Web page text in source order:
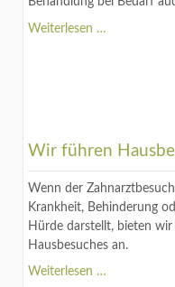
Weiterlesen …
Wir führen
Wenn der
Krankheit, Behinderung
Hürde darstellt, bieten
Hausbesuches an.
Weiterlesen …Wir